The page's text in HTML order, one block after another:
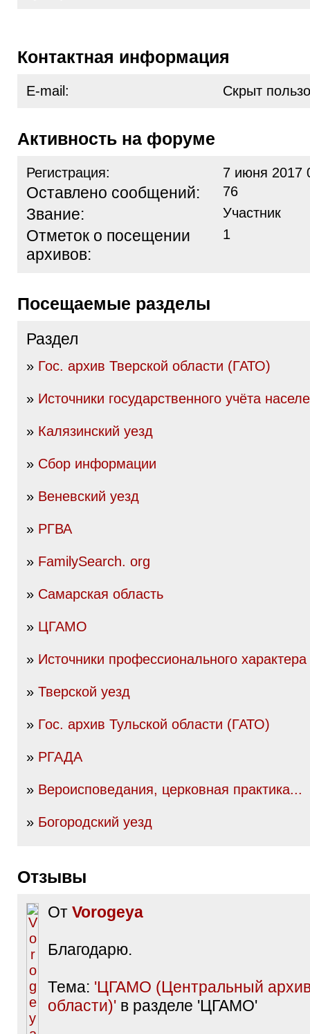
Контактная информация
E-mail: Скрыт
Активность на форуме
Регистрация: 7 июня 2017
Оставлено сообщений: 76
Звание: Участник
Отметок о посещении
архивов:
1
Посещаемые разделы
Раздел
» Гос. архив Тверской области (ГАТО)
» Источники государственного учёта
» Калязинский уезд
» Сбор информации
» Веневский уезд
» РГВА
» FamilySearch. org
» Самарская область
» ЦГАМО
» Источники профессионального характера
» Тверской уезд
» Гос. архив Тульской области (ГАТО)
» РГАДА
» Вероисповедания, церковная практика...
» Богородский уезд
Отзывы
От Vorogeya
Благодарю.
Тема: 'ЦГАМО (Центральный
области)' в разделе 'ЦГАМО'